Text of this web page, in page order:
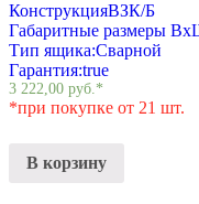
КонструкцияВЗК/Б
Габаритные размеры
Тип ящика:Сварной
Гарантия:true
3 222,00 руб.*
*при покупке от 21 шт.
В корзину